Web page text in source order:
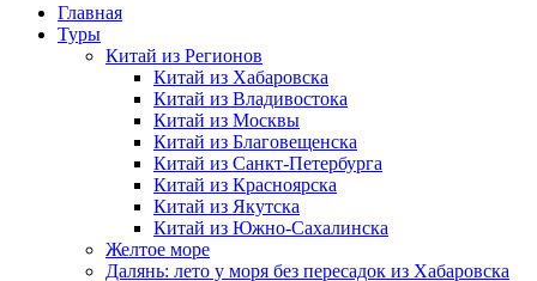
Главная
Туры
Китай из Регионов
Китай из Хабаровска
Китай из Владивостока
Китай из Москвы
Китай из Благовещенска
Китай из Санкт-Петербурга
Китай из Красноярска
Китай из Якутска
Китай из Южно-Сахалинска
Желтое море
Далянь: лето у моря без пересадок из Хабаровска